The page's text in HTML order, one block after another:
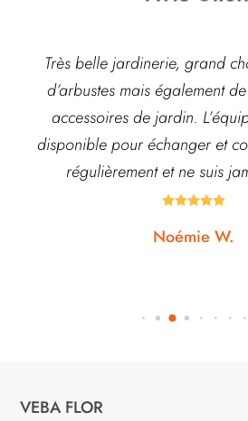
Très belle jardinerie, grand
d’arbustes mais également
accessoires de jardin.
disponible pour échanger et
régulièrement et ne suis

Noémie W.
VEBA FLOR